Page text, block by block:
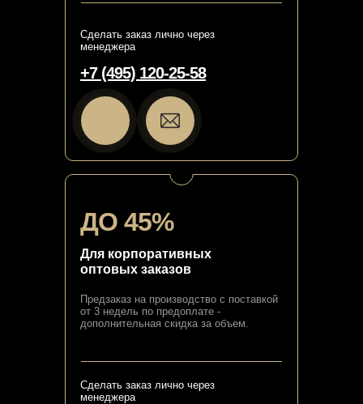
Сделать заказ лично через
менеджера
Сделать заказ лично через
менеджера
+7 (495) 120-25-58
ДО 45%
Предзаказ на производство с поставкой
от 3 недель по предоплате -
дополнительная скидка за объем.
Для корпоративных
оптовых заказов